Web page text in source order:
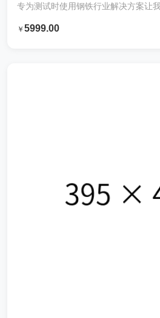
专为测试时使用钢铁行业解决方案让
很大的心血才研制出来这些内容专为
￥ 5999.00